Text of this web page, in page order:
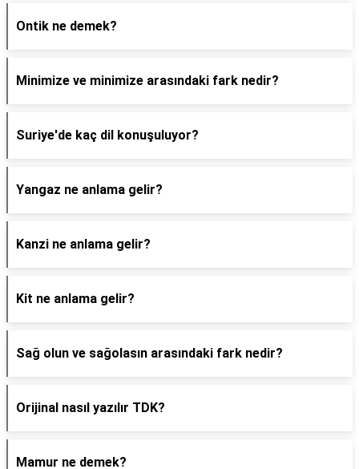
Ontik ne demek?
Minimize ve minimize arasındaki fark nedir?
Suriye'de kaç dil konuşuluyor?
Yangaz ne anlama gelir?
Kanzi ne anlama gelir?
Kit ne anlama gelir?
Sağ olun ve sağolasın arasındaki fark nedir?
Orijinal nasıl yazılır TDK?
Mamur ne demek?